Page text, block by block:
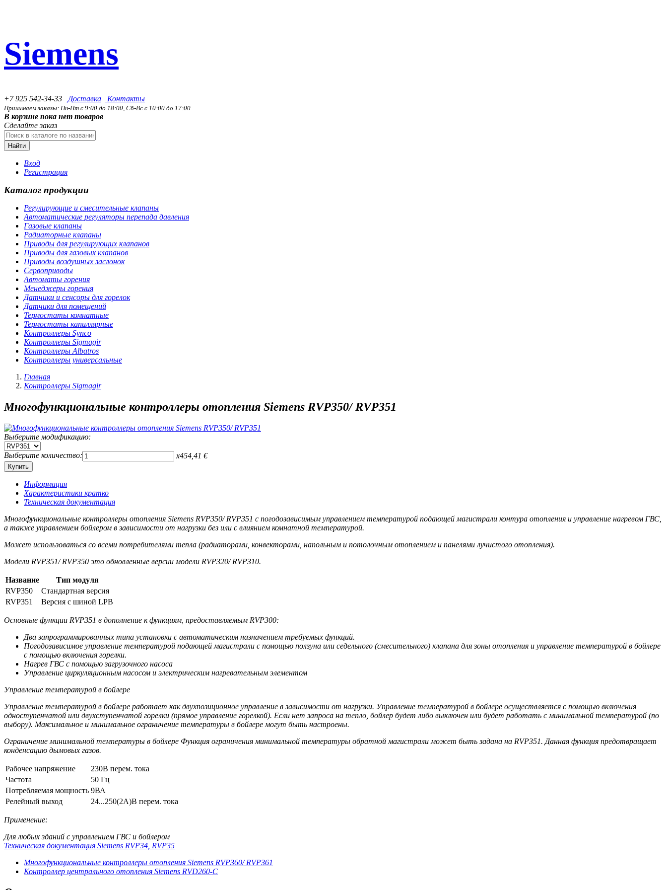
Siemens
+7 925 542-34-33 Доставка Контакты
Принимаем заказы: Пн-Пт с 9:00 до 18:00, Сб-Вс с 10:00 до 17:00
В корзине пока нет товаров
Сделайте заказ
Найти
Вход
Регистрация
Каталог продукции
Регулирующие и смесительные клапаны
Автоматические регуляторы перепада давления
Газовые клапаны
Радиаторные клапаны
Приводы для регулирующих клапанов
Приводы для газовых клапанов
Приводы воздушных заслонок
Сервоприводы
Автоматы горения
Менеджеры горения
Датчики и сенсоры для горелок
Датчики для помещений
Термостаты комнатные
Термостаты капиллярные
Контроллеры Synco
Контроллеры Sigmagir
Контроллеры Albatros
Контроллеры универсальные
Главная
Контроллеры Sigmagir
Многофункциональные контроллеры отопления Siemens RVP350/ RVP351
Выберите модификацию:
Выберите количество: x454,41 €
Информация
Характеристики кратко
Техническая документация
Многофункциональные контроллеры отопления Siemens RVP350/ RVP351 с погодозависимым управлением температурой подающей магистрали контура отопления и управление нагревом ГВС,
а также управлением бойлером в зависимости от нагрузки без или с влиянием комнатной температурой.
Может использоваться со всеми потребителями тепла (радиаторами, конвекторами, напольным и потолочным отоплением и панелями лучистого отопления).
Модели RVP351/ RVP350 это обновленные версии модели RVP320/ RVP310.
Название
Тип модуля
RVP350
Стандартная версия
RVP351
Версия c шиной LPB
Основные функции RVP351 в дополнение к функциям, предоставляемым RVP300:
Два запрограммированных типа установки с автоматическим назначением требуемых функций.
Погодозависимое управление температурой подающей магистрали с помощью ползуна или седельного (смесительного) клапана для зоны отопления и управление температурой в бойлере
с помощью включения горелки.
Нагрев ГВС с помощью загрузочного насоса
Управление циркуляционным насосом и электрическим нагревательным элементом
Управление температурой в бойлере
Управление температурой в бойлере работает как двухпозиционное управление в зависимости от нагрузки. Управление температурой в бойлере осуществляется с помощью включения
одноступенчатой или двухступенчатой горелки (прямое управление горелкой). Если нет запроса на тепло, бойлер будет либо выключен или будет работать с минимальной температурой (по
выбору). Максимальное и минимальное ограничение температуры в бойлере могут быть настроены.
Ограничение минимальной температуры в бойлере Функция ограничения минимальной температуры обратной магистрали может быть задана на RVP351. Данная функция предотвращает
конденсацию дымовых газов.
Рабочее напряжение
230В перем. тока
Частота
50 Гц
Потребляемая мощность 9ВА
Релейный выход
24...250(2А)В перем. тока
Применение:
Для любых зданий с управлением ГВС и бойлером
Техническая документация Siemens RVP34, RVP35
Многофункциональные контроллеры отопления Siemens RVP360/ RVP361
Контроллер центрального отопления Siemens RVD260-С